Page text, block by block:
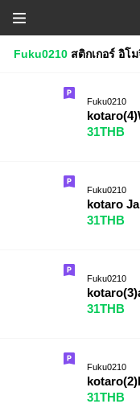
Fuku0210 สติกเกอร์ อิโ
Fuku0210
31THB
Fuku0210
kotaro
31THB
Fuku0210
31THB
Fuku0210
31THB